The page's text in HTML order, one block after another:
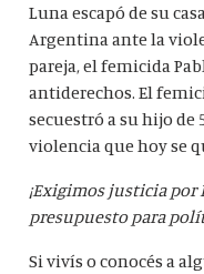
Luna escapó de su
Argentina ante la
pareja, el femicida
antiderechos. El
secuestró a su hijo de
violencia que hoy se
¡Exigimos justicia por
presupuesto para
Si vivís o conocés a